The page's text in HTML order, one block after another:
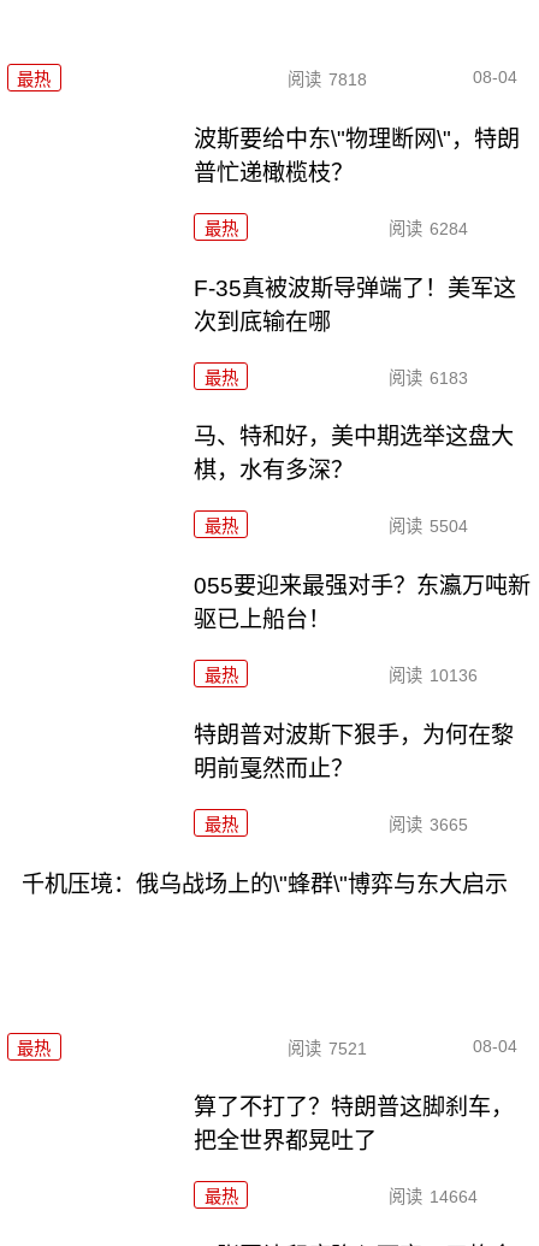
最热 阅读 7818 08-04
波斯要给中东\"物理断网\"，特朗
普忙递橄榄枝？
最热 阅读 6284
F-35真被波斯导弹端了！美军这
次到底输在哪
最热 阅读 6183
马、特和好，美中期选举这盘大
棋，水有多深？
最热 阅读 5504
055要迎来最强对手？东瀛万吨新
驱已上船台！
最热 阅读 10136
特朗普对波斯下狠手，为何在黎
明前戛然而止？
最热 阅读 3665
千机压境：俄乌战场上的\"蜂群\"博弈与东大启示
最热 阅读 7521 08-04
算了不打了？特朗普这脚刹车，
把全世界都晃吐了
最热 阅读 14664